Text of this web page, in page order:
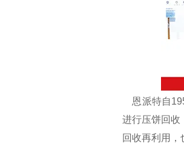
恩派特自
进行压饼回收
回收再利用，